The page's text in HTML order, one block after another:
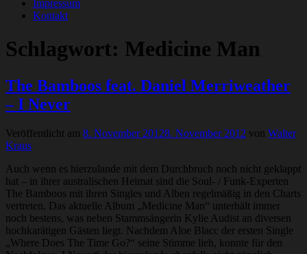
Impressum
Kontakt
Schlagwort: Medicine Man
The Bamboos feat. Daniel Merriweather
– I Never
Veröffentlicht am 8. November 20128. November 2012 von Walter
Kraus
Auch wenn es hierzulande mit dem Durchbruch noch nicht geklappt
hat – in ihrer australischen Heimat sind die Soul- / Funk-Experten
The Bamboos mit ihren Singles und Alben regelmäßig in den Charts
vertreten. Das aktuelle Album „Medicine Man“ unterhält immer
noch bestens, was neben Stammsängerin Kylie Audist an diversen
hochkarätigen Gästen liegt. Nachdem Aloe Blacc der ersten Single
„Where Does The Time Go?“ seine Stimme lieh, konnte für den